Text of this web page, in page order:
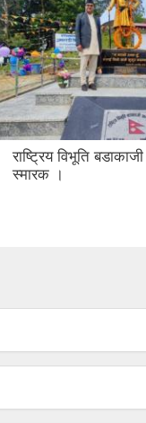
राष्ट्रिय विभूति
स्मारक ।